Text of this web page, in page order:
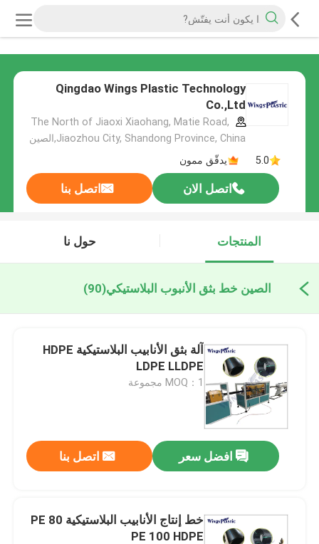
Qingdao Wings Plastic Technology
Co.,Ltd
The North of Jiaoxi Xiaohang, Matie Road,
Jiaozhou City, Shandong Province, China,الصين
5.0
يدقّق ممون
اتصل الان اتصل بنا
المنتجات حول نا
الصين خط بثق الأنبوب البلاستيكي(90)
آلة بثق الأنابيب البلاستيكية HDPE
LDPE LLDPE
MOQ：1 مجموعة
افضل سعر اتصل بنا
خط إنتاج الأنابيب البلاستيكية PE 80
PE 100 HDPE